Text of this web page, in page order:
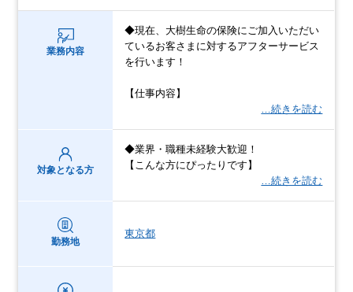
業務内容
◆現在、大樹生命の保険にご加入いただい
ているお客さまに対するアフターサービス
を行います！
【仕事内容】
…続きを読む
対象となる方
◆業界・職種未経験大歓迎！
【こんな方にぴったりです】
…続きを読む
勤務地
東京都